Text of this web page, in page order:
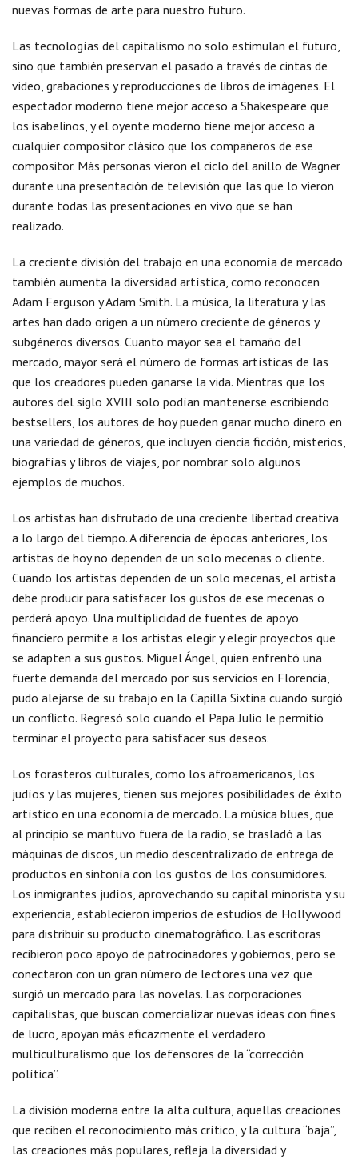
nuevas formas de arte para nuestro futuro.
Las tecnologías del capitalismo no solo estimulan el futuro,
sino que también preservan el pasado a través de cintas de
video, grabaciones y reproducciones de libros de imágenes. El
espectador moderno tiene mejor acceso a Shakespeare que
los isabelinos, y el oyente moderno tiene mejor acceso a
cualquier compositor clásico que los compañeros de ese
compositor. Más personas vieron el ciclo del anillo de Wagner
durante una presentación de televisión que las que lo vieron
durante todas las presentaciones en vivo que se han
realizado.
La creciente división del trabajo en una economía de mercado
también aumenta la diversidad artística, como reconocen
Adam Ferguson y Adam Smith. La música, la literatura y las
artes han dado origen a un número creciente de géneros y
subgéneros diversos. Cuanto mayor sea el tamaño del
mercado, mayor será el número de formas artísticas de las
que los creadores pueden ganarse la vida. Mientras que los
autores del siglo XVIII solo podían mantenerse escribiendo
bestsellers, los autores de hoy pueden ganar mucho dinero en
una variedad de géneros, que incluyen ciencia ficción, misterios,
biografías y libros de viajes, por nombrar solo algunos
ejemplos de muchos.
Los artistas han disfrutado de una creciente libertad creativa
a lo largo del tiempo. A diferencia de épocas anteriores, los
artistas de hoy no dependen de un solo mecenas o cliente.
Cuando los artistas dependen de un solo mecenas, el artista
debe producir para satisfacer los gustos de ese mecenas o
perderá apoyo. Una multiplicidad de fuentes de apoyo
financiero permite a los artistas elegir y elegir proyectos que
se adapten a sus gustos. Miguel Ángel, quien enfrentó una
fuerte demanda del mercado por sus servicios en Florencia,
pudo alejarse de su trabajo en la Capilla Sixtina cuando surgió
un conflicto. Regresó solo cuando el Papa Julio le permitió
terminar el proyecto para satisfacer sus deseos.
Los forasteros culturales, como los afroamericanos, los
judíos y las mujeres, tienen sus mejores posibilidades de éxito
artístico en una economía de mercado. La música blues, que
al principio se mantuvo fuera de la radio, se trasladó a las
máquinas de discos, un medio descentralizado de entrega de
productos en sintonía con los gustos de los consumidores.
Los inmigrantes judíos, aprovechando su capital minorista y su
experiencia, establecieron imperios de estudios de Hollywood
para distribuir su producto cinematográfico. Las escritoras
recibieron poco apoyo de patrocinadores y gobiernos, pero se
conectaron con un gran número de lectores una vez que
surgió un mercado para las novelas. Las corporaciones
capitalistas, que buscan comercializar nuevas ideas con fines
de lucro, apoyan más eficazmente el verdadero
multiculturalismo que los defensores de la “corrección
política”.
La división moderna entre la alta cultura, aquellas creaciones
que reciben el reconocimiento más crítico, y la cultura “baja”,
las creaciones más populares, refleja la diversidad y